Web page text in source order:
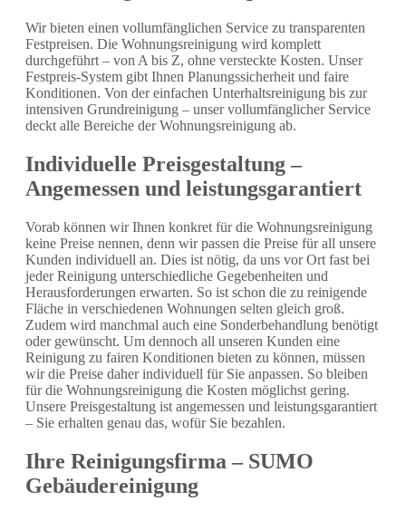
Wir bieten einen vollumfänglichen Service zu transparenten
Festpreisen. Die Wohnungsreinigung wird komplett
durchgeführt – von A bis Z, ohne versteckte Kosten. Unser
Festpreis-System gibt Ihnen Planungssicherheit und faire
Konditionen. Von der einfachen Unterhaltsreinigung bis zur
intensiven Grundreinigung – unser vollumfänglicher Service
deckt alle Bereiche der Wohnungsreinigung ab.
Individuelle Preisgestaltung –
Angemessen und leistungsgarantiert
Vorab können wir Ihnen konkret für die Wohnungsreinigung
keine Preise nennen, denn wir passen die Preise für all unsere
Kunden individuell an. Dies ist nötig, da uns vor Ort fast bei
jeder Reinigung unterschiedliche Gegebenheiten und
Herausforderungen erwarten. So ist schon die zu reinigende
Fläche in verschiedenen Wohnungen selten gleich groß.
Zudem wird manchmal auch eine Sonderbehandlung benötigt
oder gewünscht. Um dennoch all unseren Kunden eine
Reinigung zu fairen Konditionen bieten zu können, müssen
wir die Preise daher individuell für Sie anpassen. So bleiben
für die Wohnungsreinigung die Kosten möglichst gering.
Unsere Preisgestaltung ist angemessen und leistungsgarantiert
– Sie erhalten genau das, wofür Sie bezahlen.
Ihre Reinigungsfirma – SUMO
Gebäudereinigung